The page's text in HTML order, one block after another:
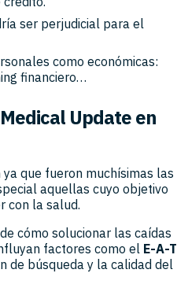
ser perjudicial para el
como económicas:
financiero…
Update en
que fueron muchísimas las
aquellas cuyo objetivo
con la salud.
cómo solucionar las caídas
factores como el E-A-T
de búsqueda y la calidad del